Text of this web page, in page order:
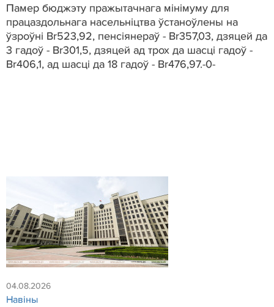
Памер бюджэту пражытачнага мінімуму для
працаздольнага насельніцтва ўстаноўлены на
ўзроўні Br523,92, пенсіянераў - Br357,03, дзяцей да
3 гадоў - Br301,5, дзяцей ад трох да шасці гадоў -
Br406,1, ад шасці да 18 гадоў - Br476,97.-0-
04.08.2026
Навіны